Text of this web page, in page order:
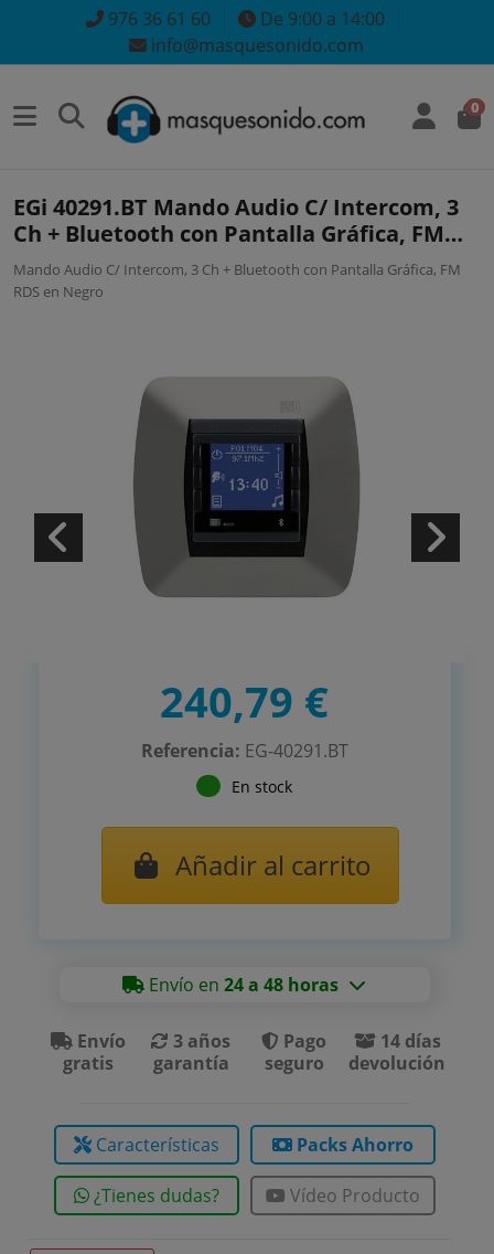
976 36 61 60
De 9:00 a 14:00
info@masquesonido.com
0
EGi 40291.BT Mando Audio C/ Intercom, 3
Ch + Bluetooth con Pantalla Gráfica, FM
RDS en Negro
Mando Audio C/ Intercom, 3 Ch + Bluetooth con Pantalla Gráfica, FM
RDS en Negro
240,79 €
Referencia: EG-40291.BT
En stock
Añadir al carrito
Envío en24 a 48 horas
Envío
gratis
3 años
garantía
Pago
seguro
14 días
devolución
Características Packs Ahorro
¿Tienes dudas? Vídeo Producto